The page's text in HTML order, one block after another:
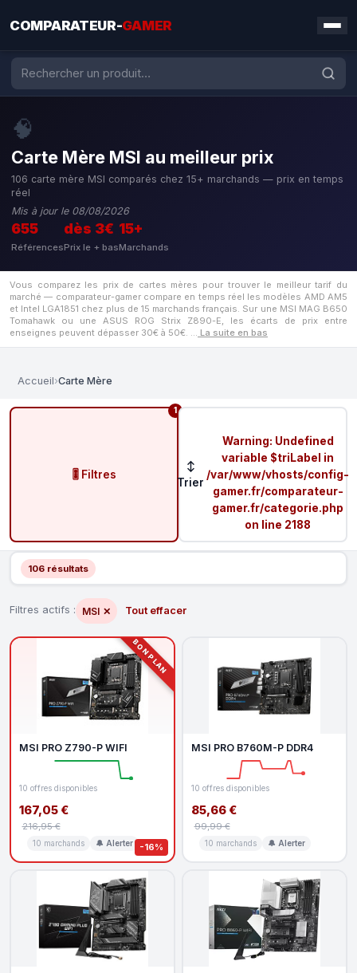
COMPARATEUR-GAMER
🧠
Carte Mère MSI au meilleur prix
106 carte mère MSI comparés chez 15+ marchands — prix en temps
réel
Mis à jour le 08/08/2026
655
Références
dès 3€
Prix le + bas
15+
Marchands
Vous comparez les prix de cartes mères pour trouver le meilleur tarif du
marché — comparateur-gamer compare en temps réel les modèles AMD AM5
et Intel LGA1851 chez plus de 15 marchands français. Sur une MSI MAG B650
Tomahawk ou une ASUS ROG Strix Z890-E, les écarts de prix entre
enseignes peuvent dépasser 30€ à 50€. … La suite en bas
Accueil›Carte Mère
🎚️ Filtres
1
↕
Trier
Warning: Undefined
variable $triLabel in
/var/www/vhosts/config-
gamer.fr/comparateur-
gamer.fr/categorie.php
on line 2188
106 résultats
Filtres actifs : MSI ✕ Tout effacer
BON PLAN
-16%
MSI PRO Z790-P WIFI
10 offres disponibles
167,05 €
216,95 €
10 marchands 🔔 Alerter
MSI PRO B760M-P DDR4
10 offres disponibles
85,66 €
99,99 €
10 marchands 🔔 Alerter